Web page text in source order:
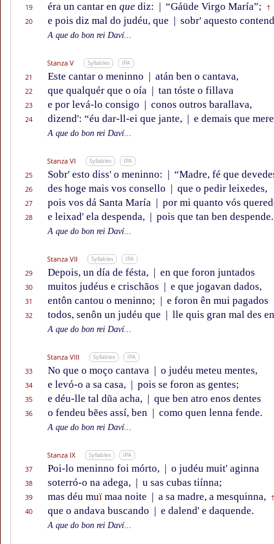
19 éra un cantar en que diz: | “Gáüde Virgo María”; †
20 e pois diz mal do judéu, que | sobr' aquesto
A que do bon rei Daví...
Stanza V Syllables IPA
21 Este cantar o meninno | atán ben o cantava,
22 que qualquér que o oía | tan tóste o fillava
23 e por levá-lo consigo | conos outros barallava,
24 dizend': “éu dar-ll-ei que jante, | e demais que
A que do bon rei Daví...
Stanza VI Syllables IPA
25 Sobr' esto diss' o meninno: | “Madre, fé que
26 des hoge mais vos consello | que o pedir leixedes,
27 pois vos dá Santa María | por mi quanto vós
28 e leixad' ela despenda, | pois que tan ben
A que do bon rei Daví...
Stanza VII Syllables IPA
29 Depois, un día de fésta, | en que foron juntados
30 muitos judéus e crischãos | e que jogavan dados,
31 entôn cantou o meninno; | e foron ên mui pagados
32 todos, senôn un judéu que | lle quis gran mal des
A que do bon rei Daví...
Stanza VIII Syllables IPA
33 No que o moço cantava | o judéu meteu mentes,
34 e levó-o a sa casa, | pois se foron as gentes;
35 e déu-lle tal dũa acha, | que ben atro enos dentes
36 o fendeu bẽes assí, ben | como quen lenna fende.
A que do bon rei Daví...
Stanza IX Syllables IPA
37 Poi-lo meninno foi mórto, | o judéu muit' aginna
38 soterró-o na adega, | u sas cubas tiínna;
39 mas déu muï maa noite | a sa madre, a mesquinna, †
40 que o andava buscando | e dalend' e daquende.
A que do bon rei Daví...